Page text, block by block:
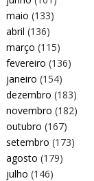
maio (133)
abril (136)
março (115)
fevereiro (136)
janeiro (154)
dezembro (183)
novembro (182)
outubro (167)
setembro (173)
agosto (179)
julho (146)